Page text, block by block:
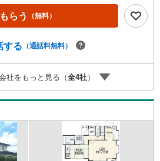
購入後の生活にゆとりを持たせるための
ご提案します。【フットワーク軽い安心
という方も大歓迎。平日・夜間の現地案
は『見るだけ』『ローン相談だけ』でも
ペースを最優先し、無理な営業は一切行
のライフスタイルに合わせた快適な住ま
いたします。まずはお気軽にお問い合わ
らう （無料）
する （通話料無料）
社をもっと見る（全4社）